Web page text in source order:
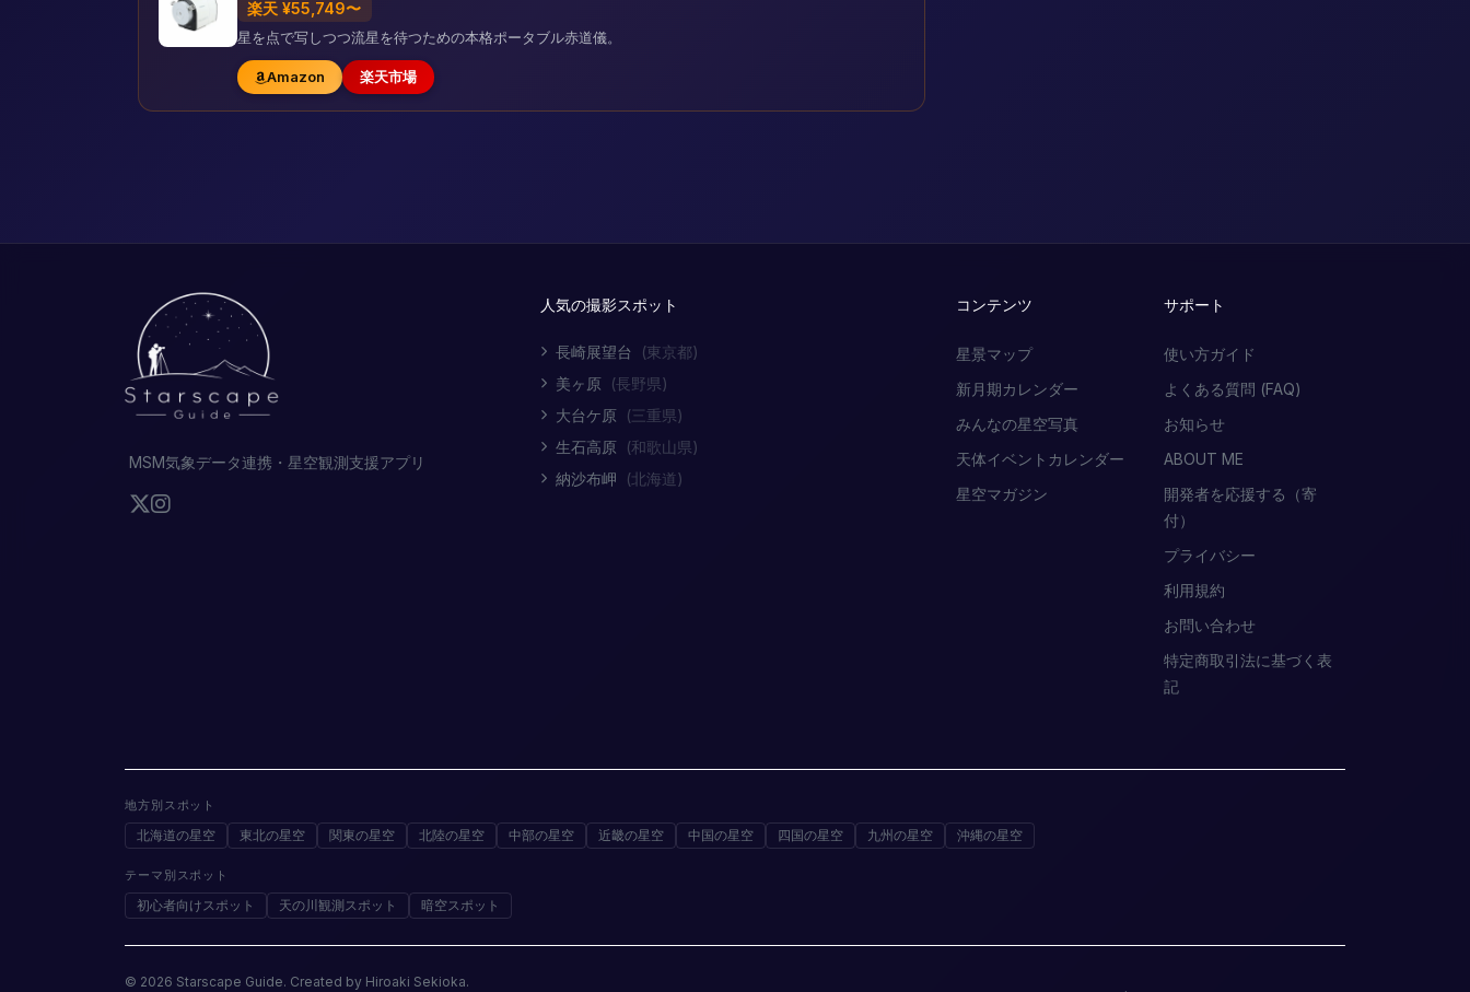
楽天 ¥55,749〜
星を点で写しつつ流星を待つための本格ポータブル赤道儀。
Amazon 楽天市場
MSM気象データ連携・星空観測支援アプリ
人気の撮影スポット
長崎展望台
(東京都)
美ヶ原 (長野県)
大台ケ原 (三重県)
生石高原 (和歌山県)
納沙布岬
(北海道)
コンテンツ
星景マップ
新月期カレンダー
みんなの星空写真
天体イベントカレンダー
星空マガジン
サポート
使い方ガイド
よくある質問 (FAQ)
お知らせ
ABOUT ME
開発者を応援する（寄
付）
プライバシー
利用規約
お問い合わせ
特定商取引法に基づく表
記
地方別スポット
北海道の星空 東北の星空 関東の星空 北陸の星空 中部の星空 近畿の星空 中国の星空 四国の星空 九州の星空 沖縄の星空
テーマ別スポット
初心者向けスポット 天の川観測スポット 暗空スポット
© 2026 Starscape Guide. Created by Hiroaki Sekioka.